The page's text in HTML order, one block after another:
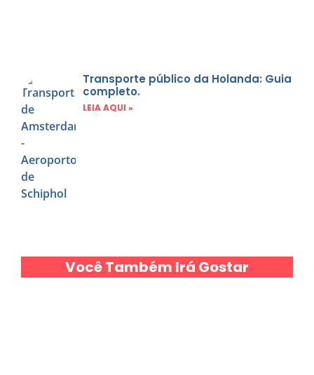
Transporte público da Holanda: Guia
completo.
LEIA AQUI »
Você Também Irá Gostar